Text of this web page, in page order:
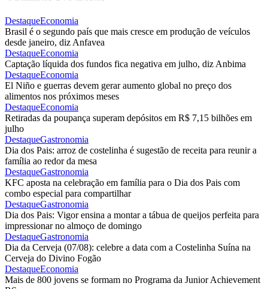
DestaqueEconomia
Brasil é o segundo país que mais cresce em produção de veículos
desde janeiro, diz Anfavea
DestaqueEconomia
Captação líquida dos fundos fica negativa em julho, diz Anbima
DestaqueEconomia
El Niño e guerras devem gerar aumento global no preço dos
alimentos nos próximos meses
DestaqueEconomia
Retiradas da poupança superam depósitos em R$ 7,15 bilhões em
julho
DestaqueGastronomia
Dia dos Pais: arroz de costelinha é sugestão de receita para reunir a
família ao redor da mesa
DestaqueGastronomia
KFC aposta na celebração em família para o Dia dos Pais com
combo especial para compartilhar
DestaqueGastronomia
Dia dos Pais: Vigor ensina a montar a tábua de queijos perfeita para
impressionar no almoço de domingo
DestaqueGastronomia
Dia da Cerveja (07/08): celebre a data com a Costelinha Suína na
Cerveja do Divino Fogão
DestaqueEconomia
Mais de 800 jovens se formam no Programa da Junior Achievement